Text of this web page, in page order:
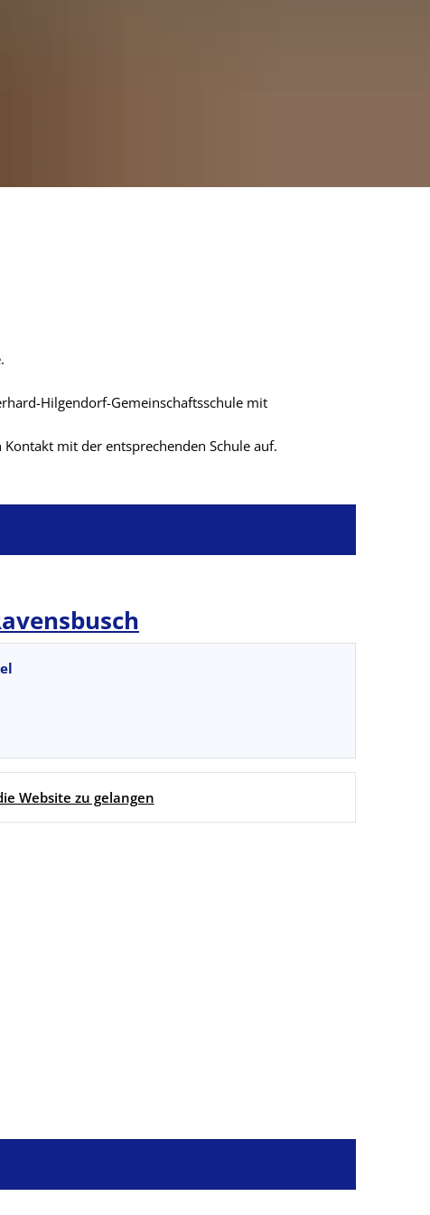
Hilgendorf-Gemeinschaftsschule mit
mit der entsprechenden Schule auf.
Website zu gelangen